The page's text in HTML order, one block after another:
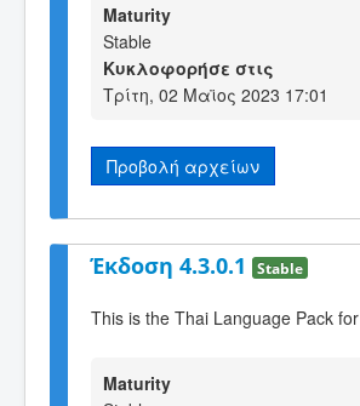
Maturity
Stable
Κυκλοφορήσε στις
Τρίτη, 02 Μαϊος 2023 17:01
Προβολή αρχείων
Έκδοση 4.3.0.1 Stable
This is the Thai Language Pack
Maturity